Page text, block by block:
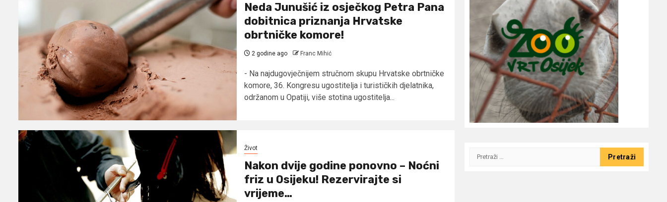
Neda Junušić iz osječkog Petra Pana
dobitnica priznanja Hrvatske
obrtničke komore!
2 godine ago Franc Mihić
- Na najdugovječnijem stručnom skupu Hrvatske obrtničke
komore, 36. Kongresu ugostitelja i turističkih djelatnika,
održanom u Opatiji, više stotina ugostitelja...
Život
Nakon dvije godine ponovno – Noćni
friz u Osijeku! Rezervirajte si
vrijeme…
Pretraži: